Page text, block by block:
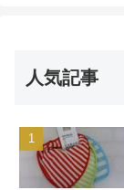
人気記事